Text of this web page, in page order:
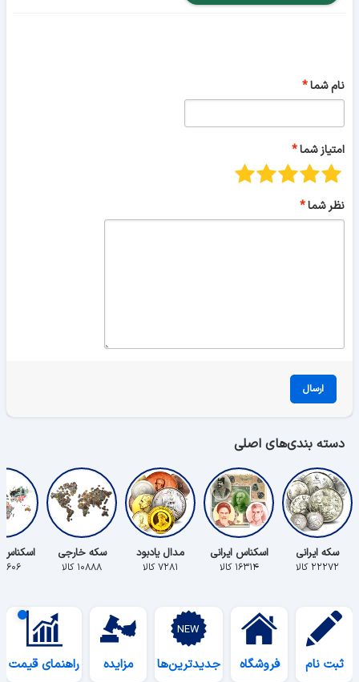
نام شما
امتیاز شما
نظر شما
ارسال
دسته بندی‌های اصلی
سکه ایرانی
۲۲۲۷۲ کالا
اسکناس ایرانی
۱۶۳۱۴ کالا
مدال یادبود
۷۲۸۱ کالا
سکه خارجی
۱۰۸۸۸ کالا ۵۶۰۶ کالا
ثبت نام فروشگاه جدیدترین‌ها مزایده راهنمای قیمت